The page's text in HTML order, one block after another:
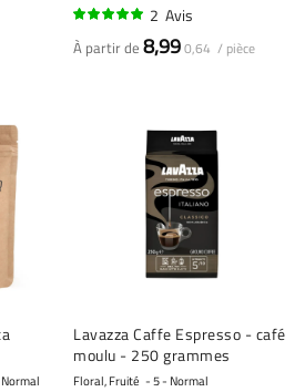
2 Avis
À partir de 8,990,64 / pièce
Lavazza Caffe Espresso - café
moulu - 250 grammes
Floral, Fruité 5 - Normal